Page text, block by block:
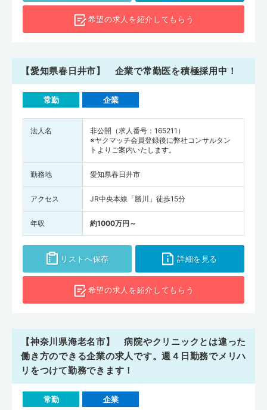
希望の求人を紹介してもらう
【愛知県春日井市】 企業で常勤医を積極採用中！
常勤 企業
法人名
非公開（求人番号：165211）
※ヤクマッチ会員登録後に弊社コンサルタン
トよりご案内いたします。
勤務地 愛知県春日井市
アクセス JR中央本線「勝川」徒歩15分
年収 約1000万円～
リストへ保存 詳細を見る
希望の求人を紹介してもらう
【神奈川県海老名市】 病院やクリニックとは違った
働き方のできる企業の求人です。週４日勤務でメリハ
リをつけて勤務できます！
常勤 企業